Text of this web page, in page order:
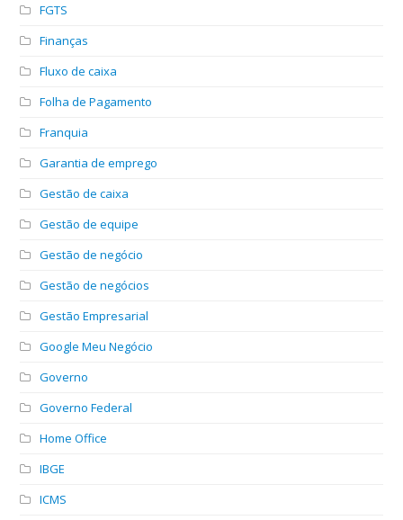
FGTS
Finanças
Fluxo de caixa
Folha de Pagamento
Franquia
Garantia de emprego
Gestão de caixa
Gestão de equipe
Gestão de negócio
Gestão de negócios
Gestão Empresarial
Google Meu Negócio
Governo
Governo Federal
Home Office
IBGE
ICMS